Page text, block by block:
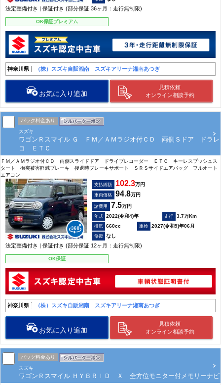
法定整備付き | 保証付き (部分保証 36ヶ月：走行無制限)
OK保証プレミアム
神奈川県 （株）スズキ自販湘南 スズキアリーナ湘南あつぎ
お気に入り追加
見積依頼
オンライン相談予約
パック料金あり
スズキ
ワゴンＲスマイル Ｇ ＦＭ／ＡＭラジオ付ＣＤ 両側Ｓドア ドラレ
コ ＥＴＣ
ＦＭ／ＡＭラジオ付ＣＤ 両側スライドドア ドライブレコーダー ＥＴＣ キーレスプッシュス
タート 衝突被害軽減ブレーキ 後退時ブレーキサポート ＳＲＳサイドエアバッグ フルオート
エアコン
支払総額 102.3万円
車両価格 94.8万円
諸費用 7.5万円
2022(令和4)年
3.7万Km
660cc
2027(令和9)年06月
なし
法定整備付き | 保証付き (部分保証 12ヶ月：走行無制限)
OK保証
神奈川県 （株）スズキ自販湘南 スズキアリーナ湘南あつぎ
お気に入り追加
見積依頼
オンライン相談予約
パック料金あり
スズキ
ワゴンＲスマイル ＨＹＢＲＩＤ Ｘ 全方位モニター付メモリーナビ